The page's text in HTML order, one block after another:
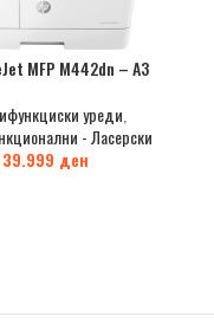
MFP M442dn – A3
уреди
- Ласерски
39.999 ден